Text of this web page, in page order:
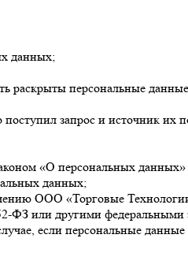
данных;
раскрыты персональные
запрос и источник их
«О персональных
данных;
ООО «Торговые
ФЗ или другими федеральными
если персональные